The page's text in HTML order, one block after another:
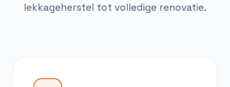
lekkageherstel tot volledige renovatie.